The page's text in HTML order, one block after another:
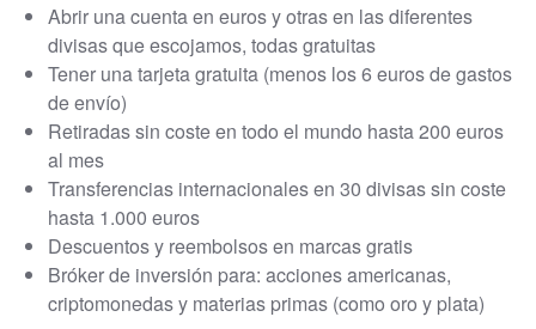
Abrir una cuenta en euros y otras en las diferentes
divisas que escojamos, todas gratuitas
Tener una tarjeta gratuita (menos los 6 euros de gastos
de envío)
Retiradas sin coste en todo el mundo hasta 200 euros
al mes
Transferencias internacionales en 30 divisas sin coste
hasta 1.000 euros
Descuentos y reembolsos en marcas gratis
Bróker de inversión para: acciones americanas,
criptomonedas y materias primas (como oro y plata)